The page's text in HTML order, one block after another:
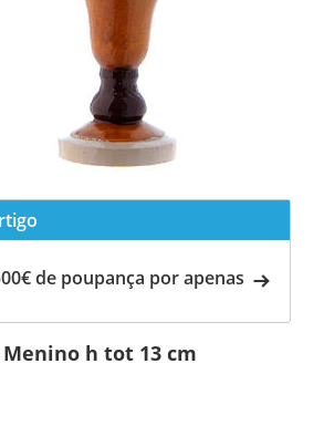
de poupança por apenas
h tot 13 cm